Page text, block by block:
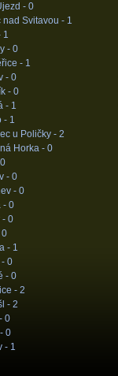
- 0
nad Svitavou - 1
1
- 0
- 1
- 0
- 0
- 1
- 1
u Poličky - 2
Horka - 0
0
- 0
- 0
- 0
- 0
0
- 1
- 0
- 0
- 2
- 2
0
0
- 1